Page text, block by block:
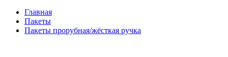
Главная
Пакеты
Пакеты прорубная/жёсткая ручка